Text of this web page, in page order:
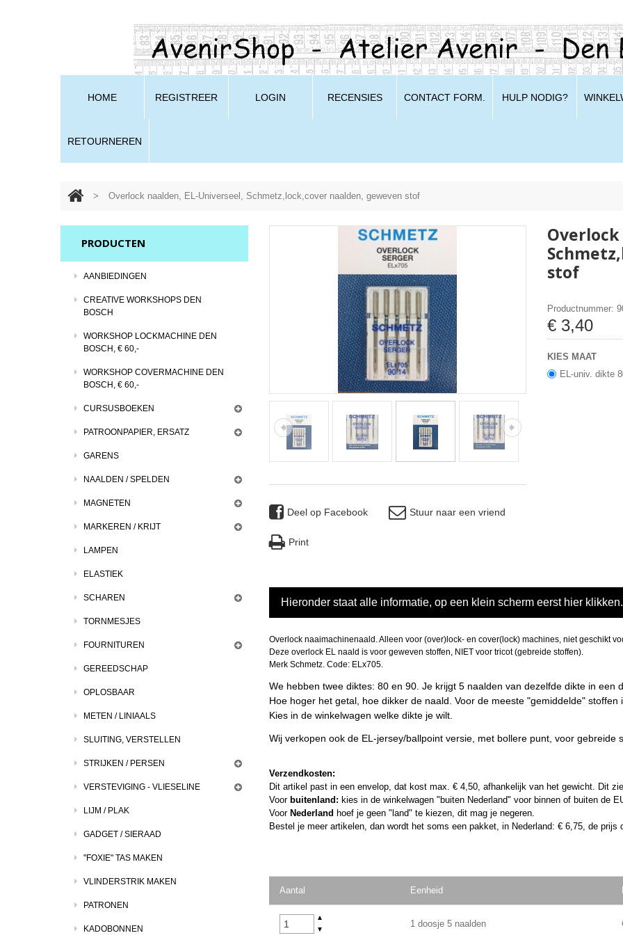
HOME REGISTREER LOGIN RECENSIES CONTACT FORM. HULP NODIG?
RETOURNEREN
> Overlock naalden, EL-Universeel, Schmetz,lock,cover naalden, geweven stof
Deel op Facebook Stuur naar een vriend
Print
stof
Productnummer:
€ 3,40
KIES MAAT
EL-univ. dikte
Hieronder staat alle informatie, op een klein scherm eerst hier klikken.
Overlock naaimachinenaald. Alleen voor (over)lock- en cover(lock) machines, niet geschikt
Deze overlock EL naald is voor geweven stoffen, NIET voor tricot (gebreide stoffen).
Merk Schmetz. Code: ELx705.
We hebben twee diktes: 80 en 90. Je krijgt 5 naalden van dezelfde dikte in een
Hoe hoger het getal, hoe dikker de naald. Voor de meeste "gemiddelde" stoffen
Kies in de winkelwagen welke dikte je wilt.
Wij verkopen ook de EL-jersey/ballpoint versie, met bollere punt, voor gebreide
Verzendkosten:
Dit artikel past in een envelop, dat kost max. € 4,50, afhankelijk van het gewicht. Dit
Voor buitenland: kies in de winkelwagen "buiten Nederland" voor binnen of buiten de
Voor Nederland hoef je geen "land" te kiezen, dit mag je negeren.
Bestel je meer artikelen, dan wordt het soms een pakket, in Nederland: € 6,75, de prijs
Aantal Eenheid
▲
▼
1 doosje 5 naalden
PRODUCTEN
AANBIEDINGEN
CREATIVE WORKSHOPS DEN
BOSCH
WORKSHOP LOCKMACHINE DEN
BOSCH, € 60,-
WORKSHOP COVERMACHINE DEN
BOSCH, € 60,-
CURSUSBOEKEN
PATROONPAPIER, ERSATZ
GARENS
NAALDEN / SPELDEN
MAGNETEN
MARKEREN / KRIJT
LAMPEN
ELASTIEK
SCHAREN
TORNMESJES
FOURNITUREN
GEREEDSCHAP
OPLOSBAAR
METEN / LINIAALS
SLUITING, VERSTELLEN
STRIJKEN / PERSEN
VERSTEVIGING - VLIESELINE
LIJM / PLAK
GADGET / SIERAAD
"FOXIE" TAS MAKEN
VLINDERSTRIK MAKEN
PATRONEN
KADOBONNEN